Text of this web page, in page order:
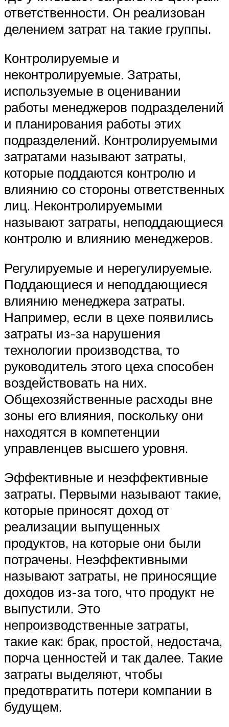
ответственности. Он реализован
делением затрат на такие группы.
Контролируемые и
неконтролируемые. Затраты,
используемые в оценивании
работы менеджеров подразделений
и планирования работы этих
подразделений. Контролируемыми
затратами называют затраты,
которые поддаются контролю и
влиянию со стороны ответственных
лиц. Неконтролируемыми
называют затраты, неподдающиеся
контролю и влиянию менеджеров.
Регулируемые и нерегулируемые.
Поддающиеся и неподдающиеся
влиянию менеджера затраты.
Например, если в цехе появились
затраты из-за нарушения
технологии производства, то
руководитель этого цеха способен
воздействовать на них.
Общехозяйственные расходы вне
зоны его влияния, поскольку они
находятся в компетенции
управленцев высшего уровня.
Эффективные и неэффективные
затраты. Первыми называют такие,
которые приносят доход от
реализации выпущенных
продуктов, на которые они были
потрачены. Неэффективными
называют затраты, не приносящие
доходов из-за того, что продукт не
выпустили. Это
непроизводственные затраты,
такие как: брак, простой, недостача,
порча ценностей и так далее. Такие
затраты выделяют, чтобы
предотвратить потери компании в
будущем.